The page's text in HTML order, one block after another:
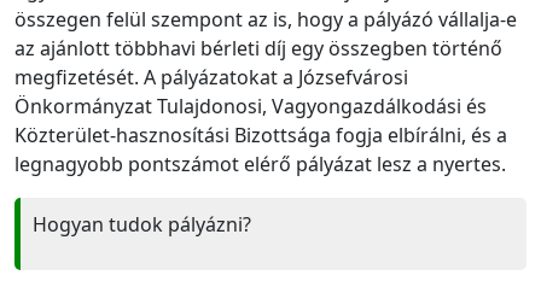
összegen felül szempont az is, hogy a pályázó vállalja-e
az ajánlott többhavi bérleti díj egy összegben történő
megfizetését. A pályázatokat a Józsefvárosi
Önkormányzat Tulajdonosi, Vagyongazdálkodási és
Közterület-hasznosítási Bizottsága fogja elbírálni, és a
legnagyobb pontszámot elérő pályázat lesz a nyertes.
Hogyan tudok pályázni?